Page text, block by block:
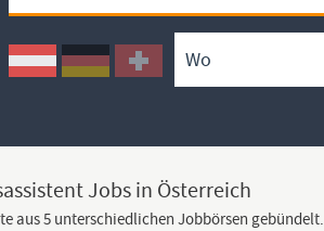
Ortssuche
Umkreissuche
Arbeitsform
Jobs in Österreich
aus 5 unterschiedlichen Jobbörsen gebündelt.